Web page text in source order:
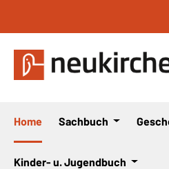
Home Sachbuch
Kinder- u. Jugendbuch